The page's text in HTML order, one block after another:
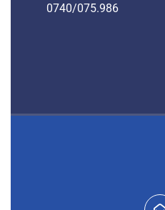
0740/075.986